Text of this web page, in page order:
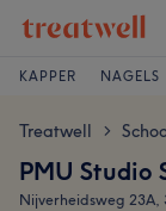
KAPPER NAGELS
Treatwell >
PMU Studio
Nijverheidsweg 23A,